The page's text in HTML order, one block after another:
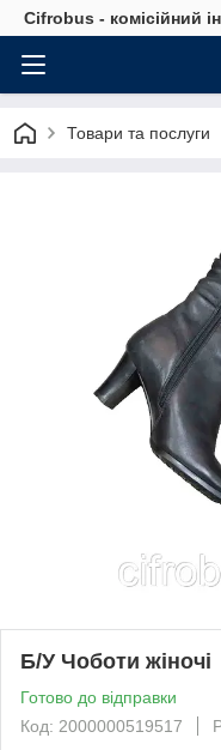
Cifrobus - комiсiйний
Товари та послуги
Б/У Чоботи жіночі
Готово до відправки
Код: 2000000519517